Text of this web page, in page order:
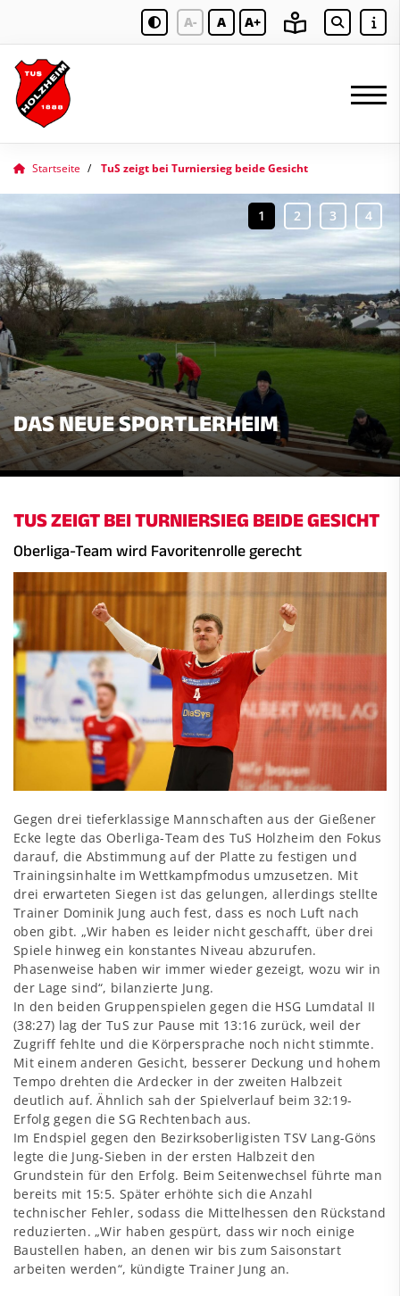
A- A A+
Startseite TuS zeigt bei Turniersieg beide Gesicht
DAS NEUE SPORTLERHEIM
TUS ZEIGT BEI TURNIERSIEG BEIDE GESICHT
Oberliga-Team wird Favoritenrolle gerecht
Gegen drei tieferklassige Mannschaften aus der Gießener
Ecke legte das Oberliga-Team des TuS Holzheim den Fokus
darauf, die Abstimmung auf der Platte zu festigen und
Trainingsinhalte im Wettkampfmodus umzusetzen. Mit
drei erwarteten Siegen ist das gelungen, allerdings stellte
Trainer Dominik Jung auch fest, dass es noch Luft nach
oben gibt. „Wir haben es leider nicht geschafft, über drei
Spiele hinweg ein konstantes Niveau abzurufen.
Phasenweise haben wir immer wieder gezeigt, wozu wir in
der Lage sind“, bilanzierte Jung.
In den beiden Gruppenspielen gegen die HSG Lumdatal II
(38:27) lag der TuS zur Pause mit 13:16 zurück, weil der
Zugriff fehlte und die Körpersprache noch nicht stimmte.
Mit einem anderen Gesicht, besserer Deckung und hohem
Tempo drehten die Ardecker in der zweiten Halbzeit
deutlich auf. Ähnlich sah der Spielverlauf beim 32:19-
Erfolg gegen die SG Rechtenbach aus.
Im Endspiel gegen den Bezirksoberligisten TSV Lang-Göns
legte die Jung-Sieben in der ersten Halbzeit den
Grundstein für den Erfolg. Beim Seitenwechsel führte man
bereits mit 15:5. Später erhöhte sich die Anzahl
technischer Fehler, sodass die Mittelhessen den Rückstand
reduzierten. „Wir haben gespürt, dass wir noch einige
Baustellen haben, an denen wir bis zum Saisonstart
arbeiten werden“, kündigte Trainer Jung an.